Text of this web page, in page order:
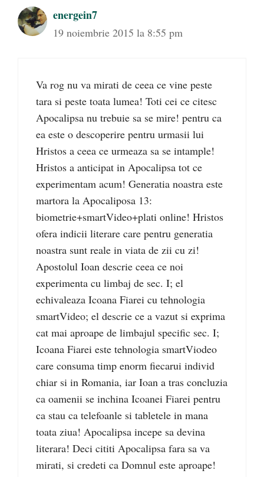
energein7
19 noiembrie 2015 la 8:55 pm
Va rog nu va mirati de ceea ce vine peste
tara si peste toata lumea! Toti cei ce citesc
Apocalipsa nu trebuie sa se mire! pentru ca
ea este o descoperire pentru urmasii lui
Hristos a ceea ce urmeaza sa se intample!
Hristos a anticipat in Apocalipsa tot ce
experimentam acum! Generatia noastra este
martora la Apocaliposa 13:
biometrie+smartVideo+plati online! Hristos
ofera indicii literare care pentru generatia
noastra sunt reale in viata de zii cu zi!
Apostolul Ioan descrie ceea ce noi
experimenta cu limbaj de sec. I; el
echivaleaza Icoana Fiarei cu tehnologia
smartVideo; el descrie ce a vazut si exprima
cat mai aproape de limbajul specific sec. I;
Icoana Fiarei este tehnologia smartViodeo
care consuma timp enorm fiecarui individ
chiar si in Romania, iar Ioan a tras concluzia
ca oamenii se inchina Icoanei Fiarei pentru
ca stau ca telefoanle si tabletele in mana
toata ziua! Apocalipsa incepe sa devina
literara! Deci cititi Apocalipsa fara sa va
mirati, si credeti ca Domnul este aproape!